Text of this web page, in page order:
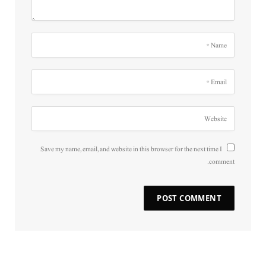
Save my name, email, and website in this browser for the next time I
comment.